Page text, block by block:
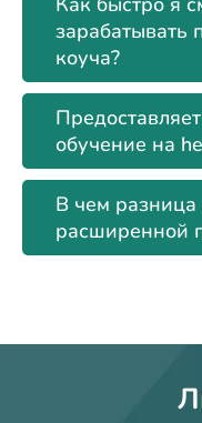
зарабатывать
коуча?
обучение на
В чем
расширенной